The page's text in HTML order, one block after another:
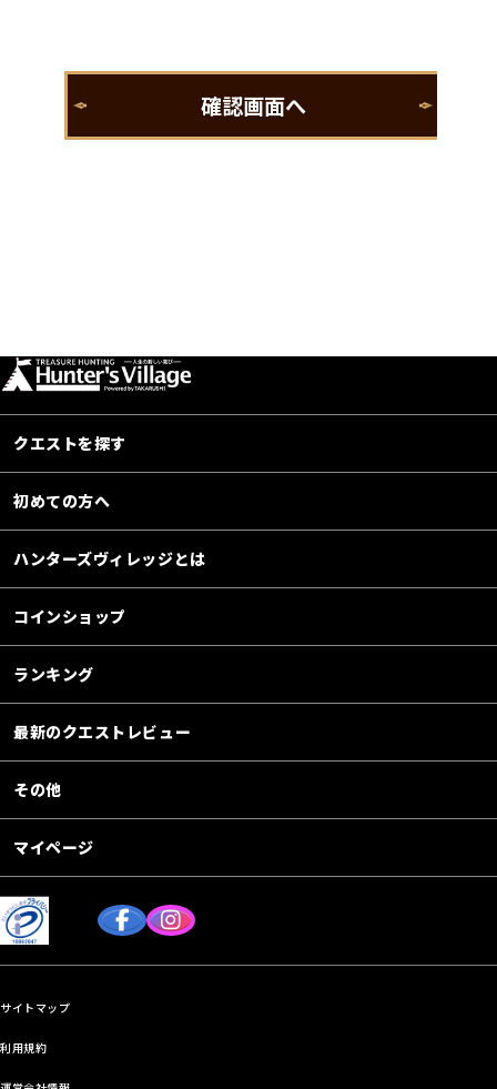
クエストを探す
初めての方へ
ハンターズヴィレッジとは
コインショップ
ランキング
最新のクエストレビュー
その他
マイページ
サイトマップ
利用規約